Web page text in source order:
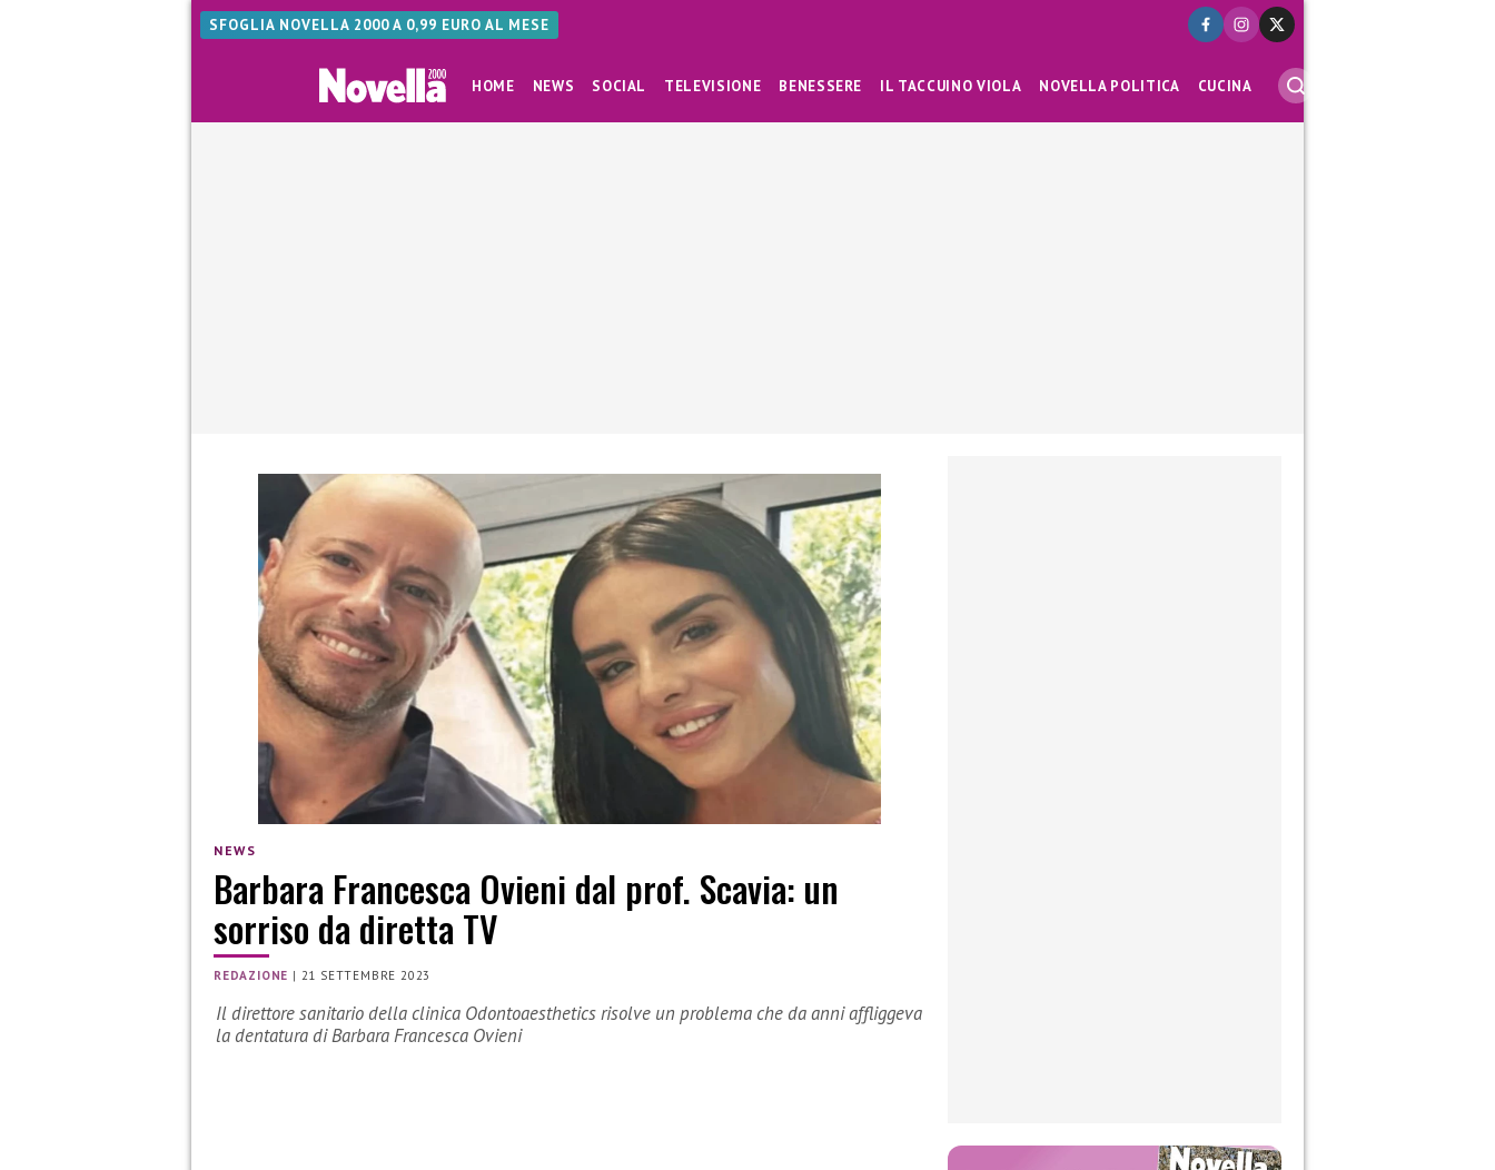
SFOGLIA NOVELLA 2000 A 0,99 EURO AL MESE
HOME NEWS SOCIAL TELEVISIONE BENESSERE IL TACCUINO VIOLA NOVELLA POLITICA CUCINA
NEWS
Barbara Francesca Ovieni dal prof. Scavia: un
sorriso da diretta TV
REDAZIONE | 21 SETTEMBRE 2023
Il direttore sanitario della clinica Odontoaesthetics risolve un problema che da anni affliggeva
la dentatura di Barbara Francesca Ovieni